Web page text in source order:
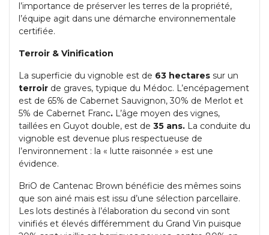
l’importance de préserver les terres de la propriété,
l’équipe agit dans une démarche environnementale
certifiée.
Terroir & Vinification
La superficie du vignoble est de 63 hectares sur un
terroir de graves, typique du Médoc. L’encépagement
est de 65% de Cabernet Sauvignon, 30% de Merlot et
5% de Cabernet Franc. L’âge moyen des vignes,
taillées en Guyot double, est de 35 ans. La conduite du
vignoble est devenue plus respectueuse de
l’environnement : la « lutte raisonnée » est une
évidence.
BriO de Cantenac Brown bénéficie des mêmes soins
que son ainé mais est issu d’une sélection parcellaire.
Les lots destinés à l’élaboration du second vin sont
vinifiés et élevés différemment du Grand Vin puisque